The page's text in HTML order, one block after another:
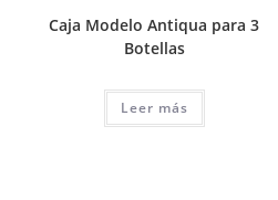
Caja Modelo Antiqua para 3
Botellas
Leer más